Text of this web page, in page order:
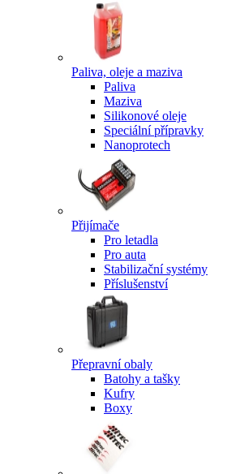
Paliva, oleje a maziva
Paliva
Maziva
Silikonové oleje
Speciální přípravky
Nanoprotech
Přijímače
Pro letadla
Pro auta
Stabilizační systémy
Příslušenství
Přepravní obaly
Batohy a tašky
Kufry
Boxy